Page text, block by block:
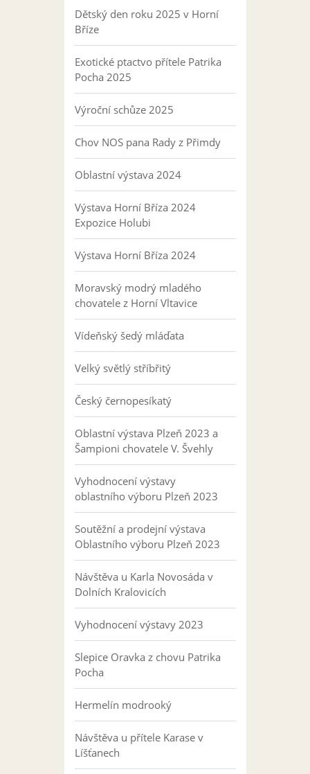
Dětský den roku 2025 v Horní
Bříze
Exotické ptactvo přítele Patrika
Pocha 2025
Výroční schůze 2025
Chov NOS pana Rady z Přimdy
Oblastní výstava 2024
Výstava Horní Bříza 2024
Expozice Holubi
Výstava Horní Bříza 2024
Moravský modrý mladého
chovatele z Horní Vltavice
Vídeňský šedý mláďata
Velký světlý stříbřitý
Český černopesíkatý
Oblastní výstava Plzeň 2023 a
Šampioni chovatele V. Švehly
Vyhodnocení výstavy
oblastního výboru Plzeň 2023
Soutěžní a prodejní výstava
Oblastního výboru Plzeň 2023
Návštěva u Karla Novosáda v
Dolních Kralovicích
Vyhodnocení výstavy 2023
Slepice Oravka z chovu Patrika
Pocha
Hermelín modrooký
Návštěva u přítele Karase v
Líšťanech